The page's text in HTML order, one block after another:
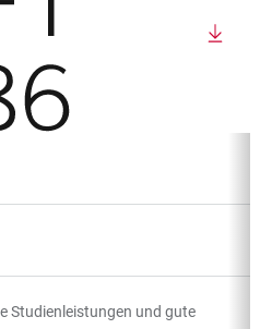
Studienleistungen und gute